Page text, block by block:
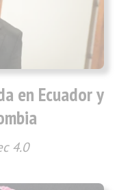
en Ecuador y
4.0